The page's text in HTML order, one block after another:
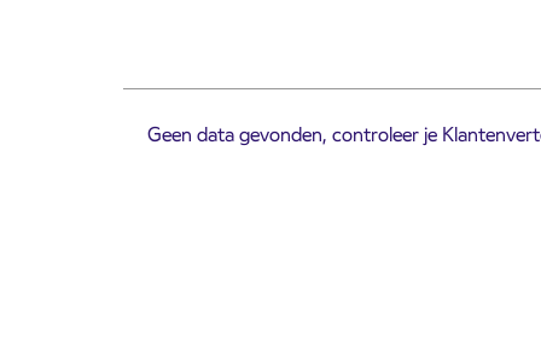
Geen data gevonden, controleer je